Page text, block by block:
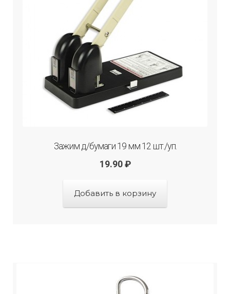
Зажим д/бумаги 19 мм 12 шт./уп.
19.90 ₽
Добавить в корзину